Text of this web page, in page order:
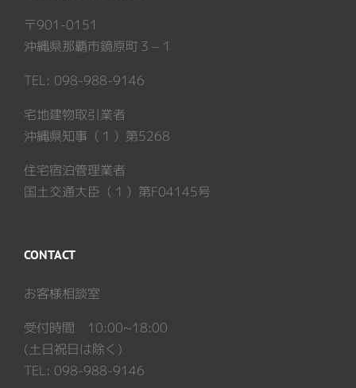
〒901-0151
沖縄県那覇市鏡原町３−１
TEL: 098-988-9146
宅地建物取引業者
沖縄県知事（１）第5268
住宅宿泊管理業者
国土交通大臣（１）第F04145号
CONTACT
お客様相談室
受付時間 10:00~18:00
(土日祝日は除く)
TEL: 098-988-9146